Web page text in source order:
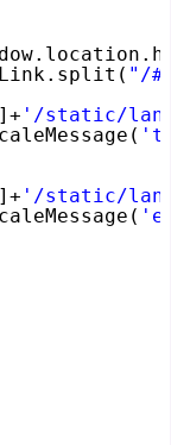
"/
'/static/
'/static/